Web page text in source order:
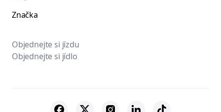
Značka
Objednejte si jízdu
Objednejte si jídlo